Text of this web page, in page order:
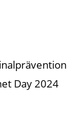
Day 2024